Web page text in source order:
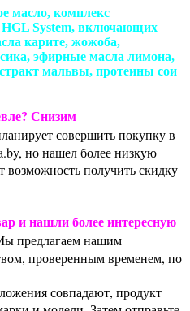
масло, комплекс
System, включающих
карите, жожоба,
эфирные масла лимона,
мальвы, протеины сои
Снизим
совершить покупку в
но нашел более низкую
возможность получить скидку
и нашли более интересную
предлагаем нашим
проверенным временем, по
совпадают, продукт